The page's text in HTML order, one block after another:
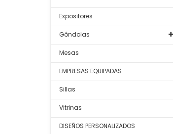
Expositores
Góndolas
Mesas
EMPRESAS EQUIPADAS
Sillas
Vitrinas
DISEÑOS PERSONALIZADOS